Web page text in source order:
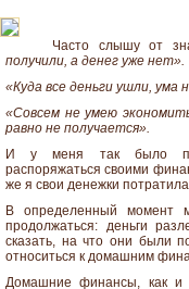
Часто слышу от
получили, а денег уже нет».
«Куда все деньги ушли, ума
«Совсем не умею
равно не получается».
И у меня так было
распоряжаться своими
же я свои денежки
В определенный момент
продолжаться: деньги
сказать, на что они были
относиться к домашним
Домашние финансы, как и